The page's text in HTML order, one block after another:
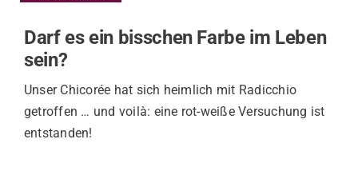
Darf es ein bisschen Farbe im Leben
sein?
Unser Chicorée hat sich heimlich mit Radicchio
getroffen … und voilà: eine rot-weiße Versuchung ist
entstanden!